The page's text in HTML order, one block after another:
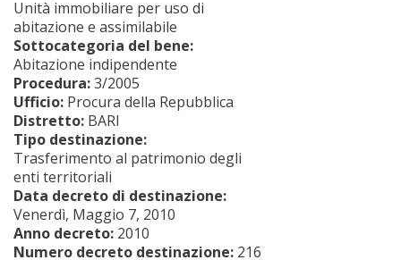
Unità immobiliare per uso di
abitazione e assimilabile
Sottocategoria del bene:
Abitazione indipendente
Procedura:3/2005
Ufficio: Procura della Repubblica
Distretto: BARI
Tipo destinazione:
Trasferimento al patrimonio degli
enti territoriali
Data decreto di destinazione:
Venerdì, Maggio 7, 2010
Anno decreto: 2010
Numero decreto destinazione: 216